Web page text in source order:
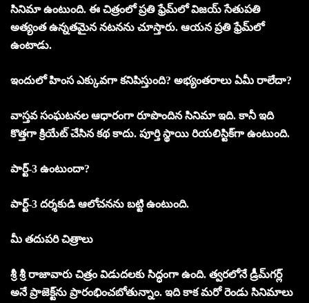
సినిమా ఉంటుంది. ఈ చిత్రంలో ప్రతి ఫ్రేమ్‌లో విజయ్‌ సేతుపతి
అత్యంత ఉన్నతమైన నటనను చూస్తారు. ఆయన ప్రతి ఫ్రేమ్‌లో
ఉంటాడు.
ఇందులో హింస ఎక్కువగా కనిపిస్తుంది? అభ్యంతరాలు ఏమీ రాలేదా?
వాస్తవ సంఘటనల ఆధారంగా రూపొందిన సినిమా ఇది. కానీ ఇది
కొత్తగా క్రియేట్‌ చేసిన కథ కాదు. పూర్తి స్థాయి రియలిస్టిక్‌గా ఉంటుంది.
పార్ట్‌-3 ఉంటుందా?
పార్ట్‌-3 దర్శకుడి ఆలోచనను బట్టి ఉంటుంది.
మీ తదుపరి చిత్రాలు
శ్రీ శ్రీ రాజావారు చిత్రం విడుదలకు సిద్ధంగా ఉంది. త్వరలోనే డ్రీమ్‌గర్ల్‌
అనే ప్రాజెక్ట్‌ను ప్రారంభించబోతున్నాం. ఇది కాక మరో రెండు సినిమాలు